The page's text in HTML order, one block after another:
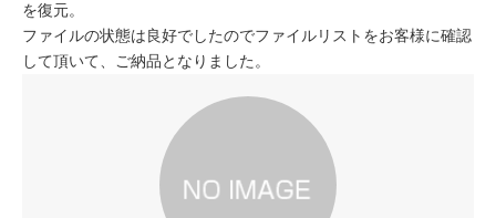
を復元。
ファイルの状態は良好でしたのでファイルリストをお客様に確認
して頂いて、ご納品となりました。